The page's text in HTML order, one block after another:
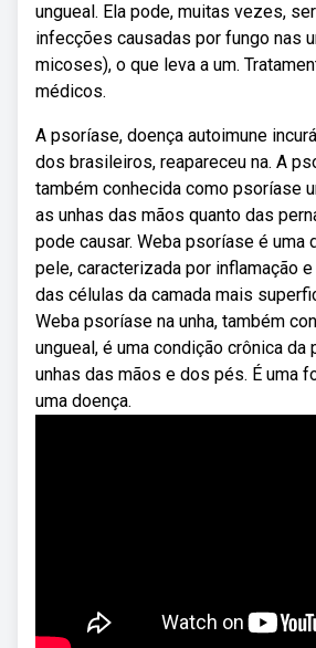
ungueal. Ela pode, muitas vezes,
infecções causadas por fungo nas
micoses), o que leva a um.
médicos.
A psoríase, doença autoimune
dos brasileiros, reapareceu na. A
também conhecida como psoríase
as unhas das mãos quanto das
pode causar. Weba psoríase é uma
pele, caracterizada por inflamação
das células da camada mais
Weba psoríase na unha, também
ungueal, é uma condição crônica da
unhas das mãos e dos pés. É uma
uma doença.